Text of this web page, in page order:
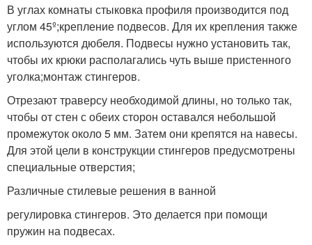
В углах комнаты стыковка профиля производится под
углом 45º;крепление подвесов. Для их крепления также
используются дюбеля. Подвесы нужно установить так,
чтобы их крюки располагались чуть выше пристенного
уголка;монтаж стингеров.
Отрезают траверсу необходимой длины, но только так,
чтобы от стен с обеих сторон оставался небольшой
промежуток около 5 мм. Затем они крепятся на навесы.
Для этой цели в конструкции стингеров предусмотрены
специальные отверстия;
Различные стилевые решения в ванной
регулировка стингеров. Это делается при помощи
пружин на подвесах.